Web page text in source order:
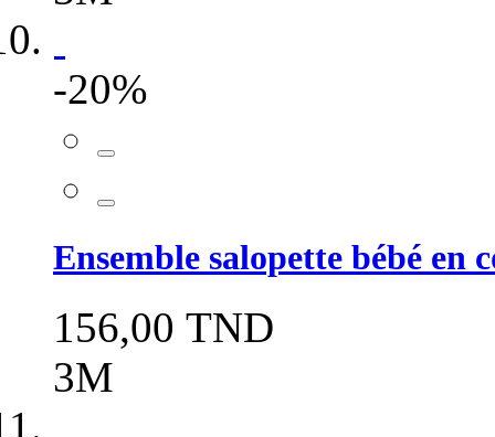
-20%
Ensemble salopette bébé en
156,00 TND
3M